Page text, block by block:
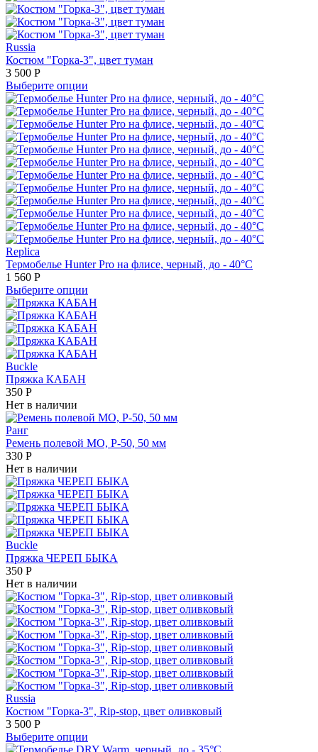
Russia
Костюм "Горка-3", цвет туман
3 500 Р
Выберите опции
Replica
Термобелье Hunter Pro на флисе, черный, до - 40°С
1 560 Р
Выберите опции
Buckle
Пряжка КАБАН
350 Р
Нет в наличии
Ранг
Ремень полевой МО, Р-50, 50 мм
330 Р
Нет в наличии
Buckle
Пряжка ЧЕРЕП БЫКА
350 Р
Нет в наличии
Russia
Костюм "Горка-3", Rip-stop, цвет оливковый
3 500 Р
Выберите опции